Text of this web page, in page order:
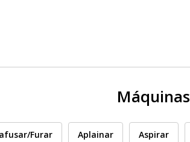
Máquinas
Furar Aplainar Aspirar